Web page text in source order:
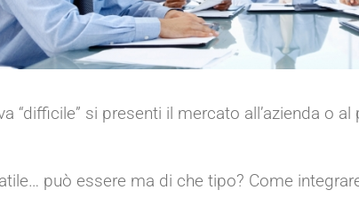
si presenti il mercato all’azienda o
può essere ma di che tipo? Come